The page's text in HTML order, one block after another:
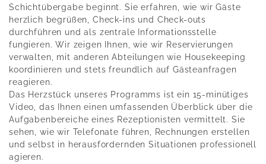
Schichtübergabe beginnt. Sie erfahren, wie wir Gäste
herzlich begrüßen, Check-ins und Check-outs
durchführen und als zentrale Informationsstelle
fungieren. Wir zeigen Ihnen, wie wir Reservierungen
verwalten, mit anderen Abteilungen wie Housekeeping
koordinieren und stets freundlich auf Gästeanfragen
reagieren.
Das Herzstück unseres Programms ist ein 15-minütiges
Video, das Ihnen einen umfassenden Überblick über die
Aufgabenbereiche eines Rezeptionisten vermittelt. Sie
sehen, wie wir Telefonate führen, Rechnungen erstellen
und selbst in herausfordernden Situationen professionell
agieren.